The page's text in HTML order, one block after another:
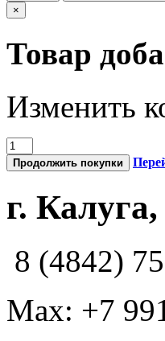
×
Товар
Изменить
Продолжить покупки
г.
8 (4842)
Max: +7